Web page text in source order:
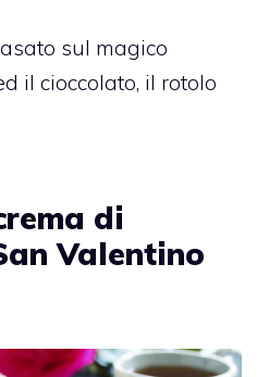
sul magico
il cioccolato, il rotolo
di
Valentino